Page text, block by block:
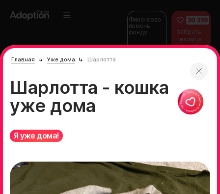
Финансово
помочь
фонду
30 293
Забрать
питомца
домой
Главная Уже дома Шарлотта
Шарлотта - кошка
уже дома
Я уже дома!